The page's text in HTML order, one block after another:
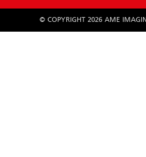
© COPYRIGHT 2026 AME